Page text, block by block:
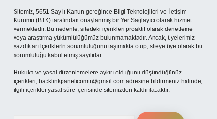
Sitemiz, 5651 Sayılı Kanun gereğince Bilgi Teknolojileri ve İletişim
Kurumu (BTK) tarafından onaylanmış bir Yer Sağlayıcı olarak hizmet
vermektedir. Bu nedenle, sitedeki içerikleri proaktif olarak denetleme
veya araştırma yükümlülüğümüz bulunmamaktadır. Ancak, üyelerimiz
yazdıkları içeriklerin sorumluluğunu taşımakta olup, siteye üye olarak bu
sorumluluğu kabul etmiş sayılırlar.
Hukuka ve yasal düzenlemelere aykırı olduğunu düşündüğünüz
içerikleri, backlinkpanelicomtr@gmail.com adresine bildirmeniz halinde,
ilgili içerikler yasal süre içerisinde sitemizden kaldırılacaktır.